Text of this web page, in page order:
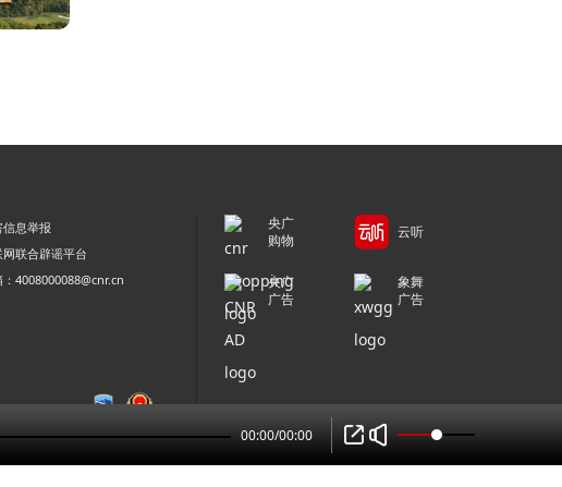
息举报
联合辟谣平台
4008000088@cnr.cn
央广
购物
云听
央广
广告
象舞
广告
00:00/00:00